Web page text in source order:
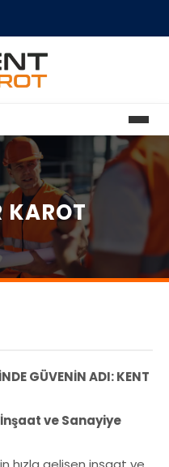
KAROT
GÜVENİN ADI: KENT
ve Sanayiye